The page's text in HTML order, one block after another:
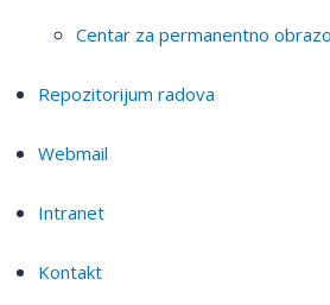
Centar za permanentno
Repozitorijum radova
Webmail
Intranet
Kontakt